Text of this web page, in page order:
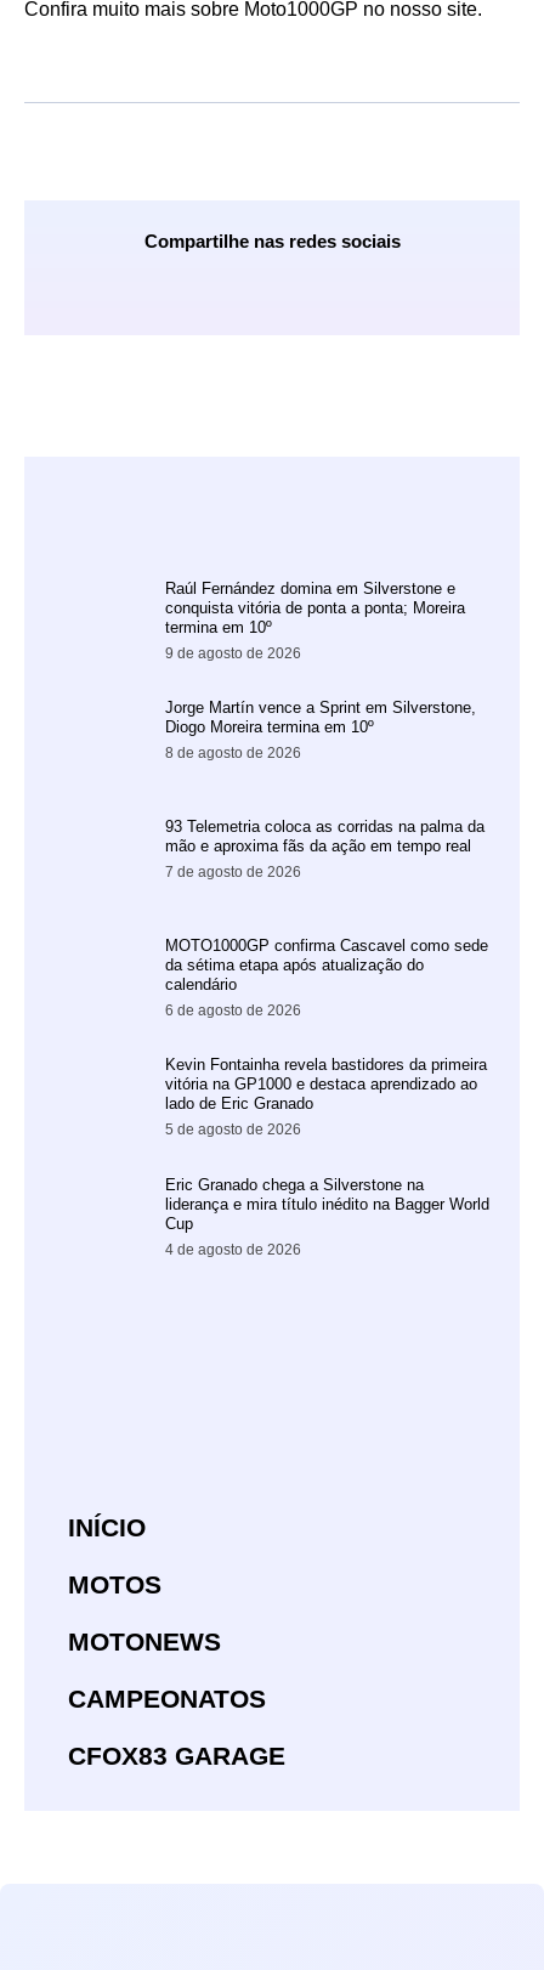
Confira muito mais sobre Moto1000GP no nosso site.
Compartilhe nas redes sociais
Raúl Fernández domina em Silverstone e
conquista vitória de ponta a ponta; Moreira
termina em 10º
9 de agosto de 2026
Jorge Martín vence a Sprint em Silverstone,
Diogo Moreira termina em 10º
8 de agosto de 2026
93 Telemetria coloca as corridas na palma da
mão e aproxima fãs da ação em tempo real
7 de agosto de 2026
MOTO1000GP confirma Cascavel como sede
da sétima etapa após atualização do
calendário
6 de agosto de 2026
Kevin Fontainha revela bastidores da primeira
vitória na GP1000 e destaca aprendizado ao
lado de Eric Granado
5 de agosto de 2026
Eric Granado chega a Silverstone na
liderança e mira título inédito na Bagger World
Cup
4 de agosto de 2026
INÍCIO
MOTOS
MOTONEWS
CAMPEONATOS
CFOX83 GARAGE